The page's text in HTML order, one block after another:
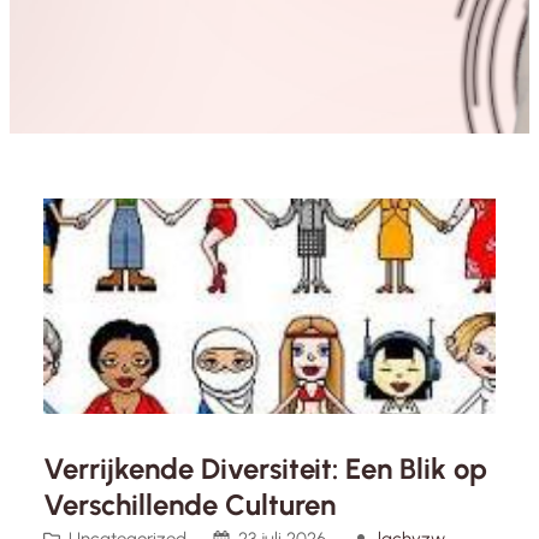
Verrijkende Diversiteit: Een Blik op
Verschillende Culturen